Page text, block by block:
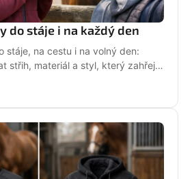
do stáje i na každý den
stáje, na cestu i na volný den:
střih, materiál a styl, který zahřeje